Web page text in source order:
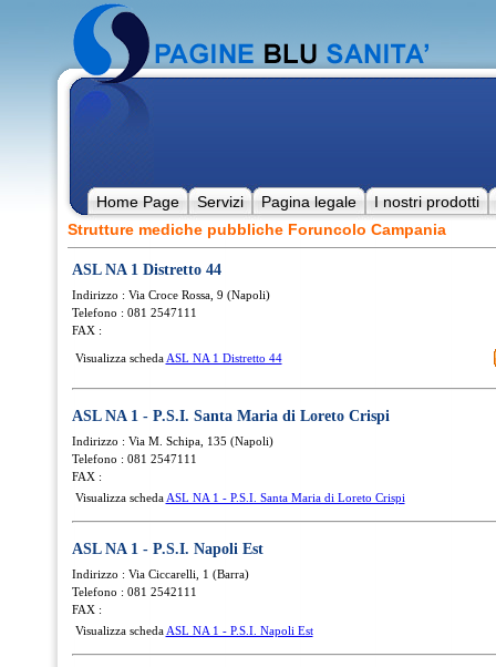
Home Page Servizi Pagina legale
I nostri prodotti
Strutture mediche pubbliche Foruncolo Campania
ASL NA 1 Distretto 44
Indirizzo : Via Croce Rossa, 9 (Napoli)
Telefono : 081 2547111
FAX :
Visualizza scheda ASL NA 1 Distretto 44
ASL NA 1 - P.S.I. Santa Maria di Loreto Crispi
Indirizzo : Via M. Schipa, 135 (Napoli)
Telefono : 081 2547111
FAX :
Visualizza scheda ASL NA 1 - P.S.I. Santa Maria di Loreto Crispi
ASL NA 1 - P.S.I. Napoli Est
Indirizzo : Via Ciccarelli, 1 (Barra)
Telefono : 081 2542111
FAX :
Visualizza scheda ASL NA 1 - P.S.I. Napoli Est